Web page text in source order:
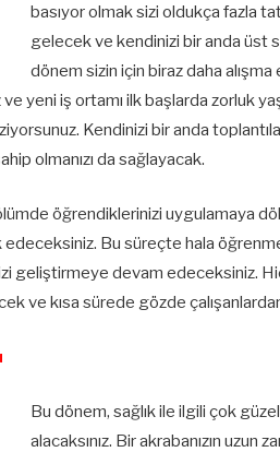
basıyor olmak sizi oldukça fazla
gelecek ve kendinizi bir anda üst
dönem sizin için biraz daha
ve yeni iş ortamı ilk başlarda zorluk
Kendinizi bir anda
olmanızı da sağlayacak.
öğrendiklerinizi uygulamaya
edeceksiniz. Bu süreçte hala
geliştirmeye devam edeceksiniz.
ve kısa sürede gözde çalışanlardan
Bu dönem, sağlık ile ilgili çok
alacaksınız. Bir akrabanızın uzun